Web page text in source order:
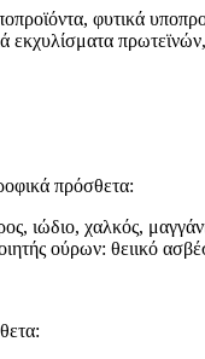
φυτικά
εκχυλίσματα
πρόσθετα:
ιώδιο, χαλκός,
ούρων: θειικό